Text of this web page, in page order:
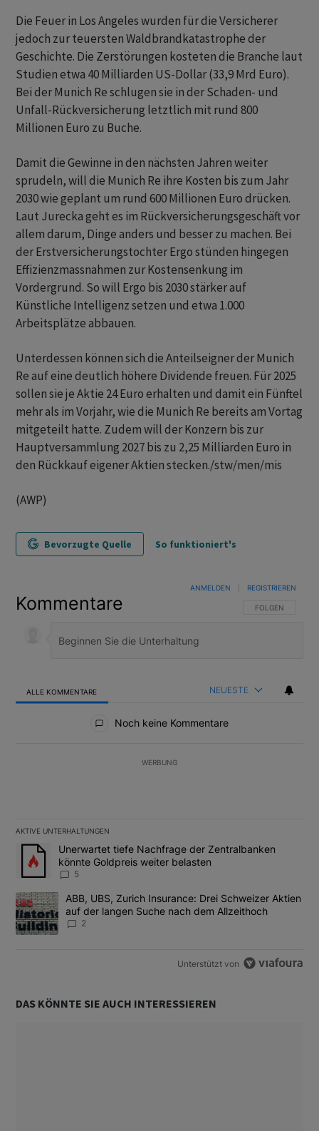
Die Feuer in Los Angeles wurden für die Versicherer
jedoch zur teuersten Waldbrandkatastrophe der
Geschichte. Die Zerstörungen kosteten die Branche laut
Studien etwa 40 Milliarden US-Dollar (33,9 Mrd Euro).
Bei der Munich Re schlugen sie in der Schaden- und
Unfall-Rückversicherung letztlich mit rund 800
Millionen Euro zu Buche.
Damit die Gewinne in den nächsten Jahren weiter
sprudeln, will die Munich Re ihre Kosten bis zum Jahr
2030 wie geplant um rund 600 Millionen Euro drücken.
Laut Jurecka geht es im Rückversicherungsgeschäft vor
allem darum, Dinge anders und besser zu machen. Bei
der Erstversicherungstochter Ergo stünden hingegen
Effizienzmassnahmen zur Kostensenkung im
Vordergrund. So will Ergo bis 2030 stärker auf
Künstliche Intelligenz setzen und etwa 1.000
Arbeitsplätze abbauen.
Unterdessen können sich die Anteilseigner der Munich
Re auf eine deutlich höhere Dividende freuen. Für 2025
sollen sie je Aktie 24 Euro erhalten und damit ein Fünftel
mehr als im Vorjahr, wie die Munich Re bereits am Vortag
mitgeteilt hatte. Zudem will der Konzern bis zur
Hauptversammlung 2027 bis zu 2,25 Milliarden Euro in
den Rückkauf eigener Aktien stecken./stw/men/mis
(AWP)
Bevorzugte Quelle So funktioniert's
Kommentare FOLGE DIESER
FOLGEN
ANMELDEN REGISTRIEREN
ALLE KOMMENTARE NEUESTE
Noch keine Kommentare
WERBUNG
AKTIVE UNTERHALTUNGEN
Das Folgende ist eine Liste der am meisten kommentierten
Ein Trendartikel mit dem Titel "Unerwartet tiefe Nachfrage der
Unerwartet tiefe Nachfrage der Zentralbanken
könnte Goldpreis weiter belasten
5
Ein Trendartikel mit dem Titel "ABB, UBS, Zurich Insurance:
ABB, UBS, Zurich Insurance: Drei Schweizer Aktien
auf der langen Suche nach dem Allzeithoch
2
Unterstützt von
DAS KÖNNTE SIE AUCH INTERESSIEREN